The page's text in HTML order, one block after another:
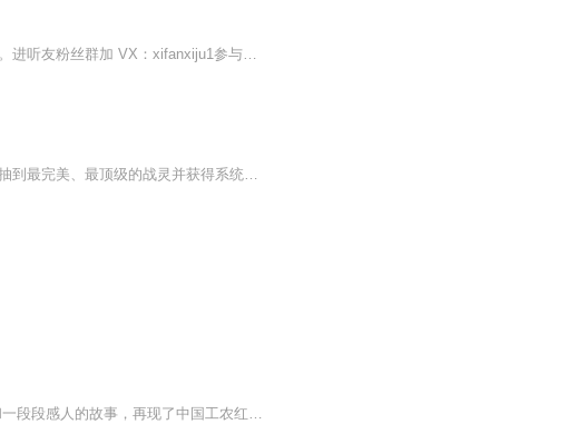
一档由喜剧人和观众朋友们一起现场录制的播客节目，「喜番喜剧」诚意出品。进听友粉丝群加 VX：xifanxiju1参与线下录制/想看脱口秀演出/上台，关注GZH“喜番喜剧”看视频版上小破站搜：喜番调频
在无尽的宇宙海洋里，人们通过水晶抽取战灵！主角重生回上一世用垃圾水晶抽到最完美、最顶级的战灵并获得系统，敌人越愤怒越主角就越强。
本书依据权威史料 ，讲诉了中国工农红军的长征史。通过一个个鲜活的人物和一段段感人的故事，再现了中国工农红军辗转十余省、突破几十万敌军围追堵截、挑战人类生存极限，与国名党军队进行机智顽强斗争的场面，表现了红军指战员坚定信念、不畏艰险、不屈不...